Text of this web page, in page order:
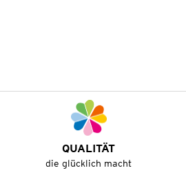
QUALITÄT
die glücklich macht